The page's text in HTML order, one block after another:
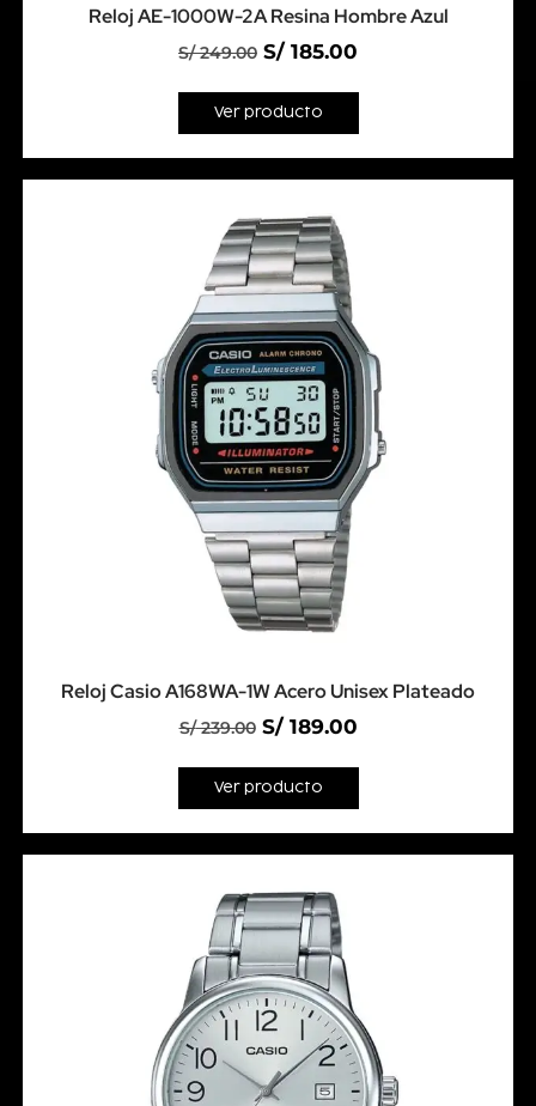
Reloj AE-1000W-2A Resina Hombre Azul
S/249.00 S/ 185.00
Ver producto
Reloj Casio A168WA-1W Acero Unisex Plateado
S/239.00 S/189.00
Ver producto